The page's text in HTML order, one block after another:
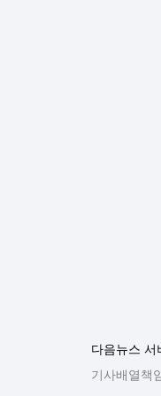
다음뉴스 서
기사배열책